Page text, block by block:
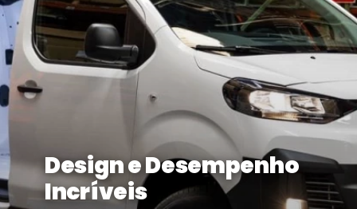
Design e Desempenho
Incríveis